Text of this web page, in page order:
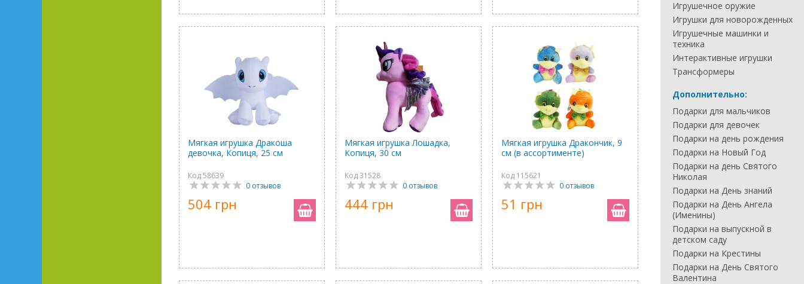
Мягкая игрушка Дракоша
девочка, Копиця, 25 см
Код 58639
0 отзывов
504 грн
Мягкая игрушка Лошадка,
Копиця, 30 см
Код 31528
0 отзывов
444 грн
Мягкая игрушка Дракончик, 9
см (в ассортименте)
Код 115621
0 отзывов
51 грн
Игрушечное оружие
Игрушки для новорожденных
Игрушечные машинки и
техника
Интерактивные игрушки
Трансформеры
Дополнительно:
Подарки для мальчиков
Подарки для девочек
Подарки на день рождения
Подарки на Новый Год
Подарки на день Святого
Николая
Подарки на День знаний
Подарки на День Ангела
(Именины)
Подарки на выпускной в
детском саду
Подарки на Крестины
Подарки на День Святого
Валентина